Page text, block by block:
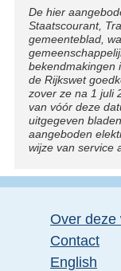
Disclaimer
De hier
Staatscourant,
gemeenteblad,
bekendmakingen
de Rijkswet
zover ze na 1 juli
van vóór deze
uitgegeven
aangeboden
wijze van service
Over deze
Contact
English